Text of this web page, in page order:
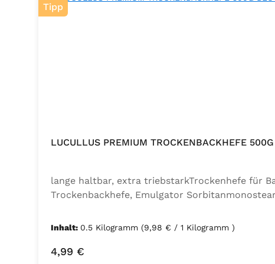
Tipp
LUCULLUS PREMIUM TROCKENBACKHEFE
lange haltbar, extra triebstarkTrockenhefe für
Trockenbackhefe, Emulgator
Inhalt: 0.5 Kilogramm (9,98 € / 1 Kilogramm )
Regulärer Preis:
4,99 €